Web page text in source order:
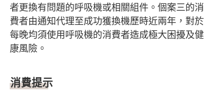
者更換有問題的呼吸機或相關組件。個案三的消
費者由通知代理至成功獲換機歷時近兩年，對於
每晚均須使用呼吸機的消費者造成極大困擾及健
康風險。
消費提示